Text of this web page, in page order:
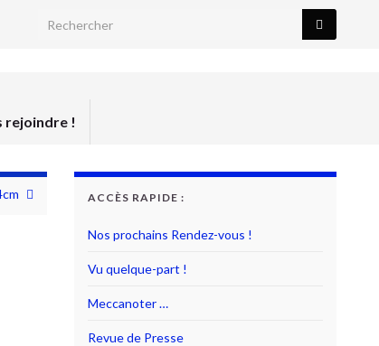
Search for:
rejoindre !
ACCÈS RAPIDE :
Nos prochains Rendez-vous !
Vu quelque-part !
Meccanoter …
Revue de Presse